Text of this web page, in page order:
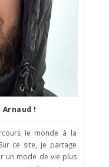
!
le monde à la
ce site, je partage
un mode de vie plus